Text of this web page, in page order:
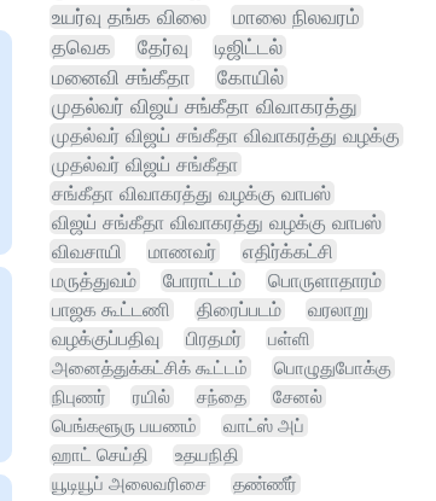
உயர்வு தங்க விலை
மாலை நிலவரம்
தவெக
தேர்வு
டிஜிட்டல்
மனைவி சங்கீதா
கோயில்
முதல்வர் விஜய் சங்கீதா விவாகரத்து
முதல்வர் விஜய் சங்கீதா விவாகரத்து வழக்கு
முதல்வர் விஜய் சங்கீதா
சங்கீதா விவாகரத்து வழக்கு வாபஸ்
விஜய் சங்கீதா விவாகரத்து வழக்கு வாபஸ்
விவசாயி
மாணவர்
எதிர்க்கட்சி
மருத்துவம்
போராட்டம்
பொருளாதாரம்
பாஜக கூட்டணி
திரைப்படம்
வரலாறு
வழக்குப்பதிவு
பிரதமர்
பள்ளி
அனைத்துக்கட்சிக் கூட்டம்
பொழுதுபோக்கு
நிபுணர்
ரயில் சந்தை
சேனல்
பெங்களூரு பயணம்
வாட்ஸ் அப்
ஹாட் செய்தி
உதயநிதி
யூடியூப் அலைவரிசை
தண்ணீர்